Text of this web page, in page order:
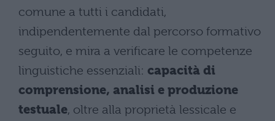
comune a tutti i candidati,
indipendentemente dal percorso formativo
seguito, e mira a verificare le competenze
linguistiche essenziali: capacità di
comprensione, analisi e produzione
testuale, oltre alla proprietà lessicale e